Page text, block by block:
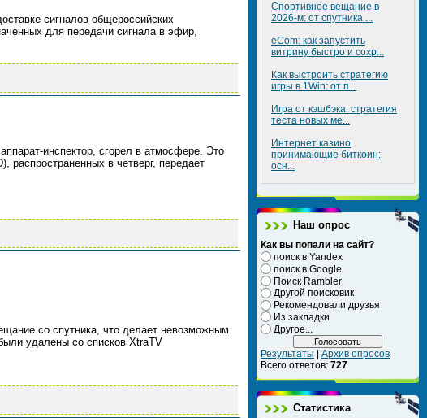
сигналов общероссийских
для передачи сигнала в эфир,
инспектор, сгорел в атмосфере. Это
распространенных в четверг, передает
со спутника, что делает невозможным
удалены со списков XtraTV
Спортивное вещание в
2026-м: от спутника ...
eCom: как запустить
витрину быстро и сохр...
Как выстроить стратегию
игры в 1Win: от п...
Игра от кэшбэка: стратегия
теста новых ме...
Интернет казино,
принимающие биткоин:
осн...
Наш опрос
Как вы попали на сайт?
поиск в Yandex
поиск в Google
Поиск Rambler
Другой поисковик
Рекомендовали друзья
Из закладки
Другое...
Результаты | Архив опросов
Всего ответов: 727
Статистика